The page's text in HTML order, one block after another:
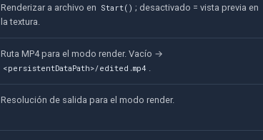
Renderizar a archivo en Start() ; desactivado = vista previa en
la textura.
Ruta MP4 para el modo render. Vacío →
<persistentDataPath>/edited.mp4 .
Resolución de salida para el modo render.